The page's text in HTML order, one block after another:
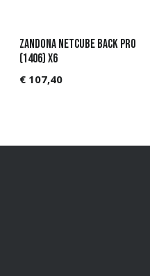
Zandona Netcube back Pro
(1406) X6
€ 107,40